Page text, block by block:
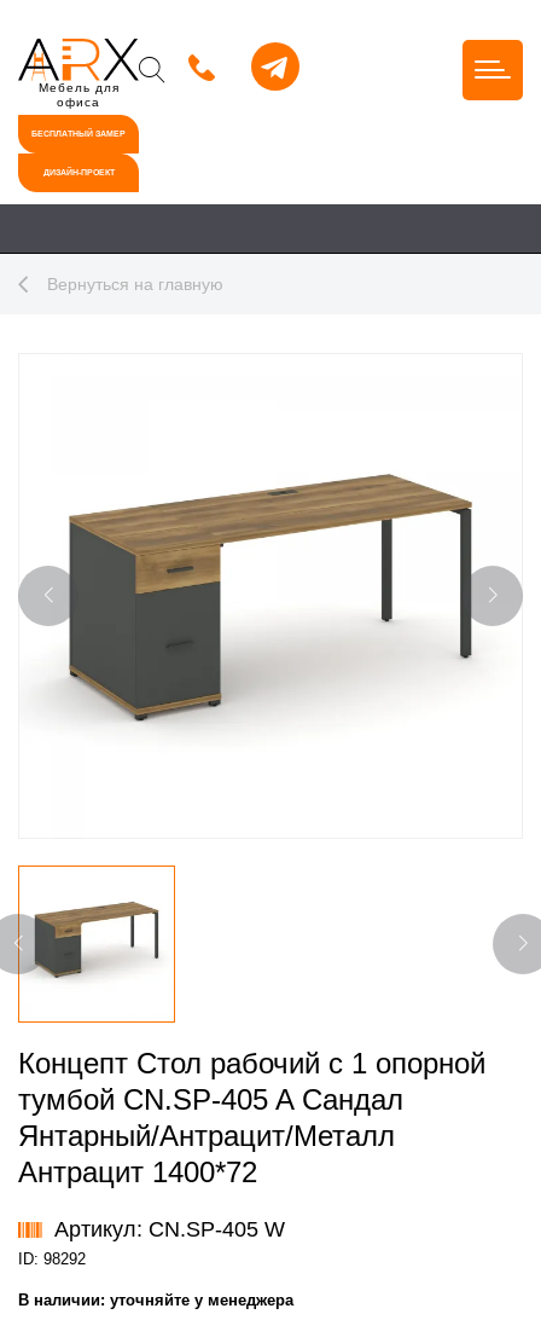
Мебель для
офиса
БЕСПЛАТНЫЙ ЗАМЕР
ДИЗАЙН-ПРОЕКТ
Вернуться на главную
Концепт Стол рабочий с 1 опорной
тумбой CN.SP-405 A Сандал
Янтарный/Антрацит/Металл
Антрацит 1400*72
Артикул: CN.SP-405 W
ID: 98292
В наличии: уточняйте у менеджера